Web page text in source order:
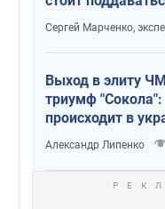
отчаянию из-за
ракетного
Сергей Марченко,
Выход в элиту
триумф "Сокола":
происходит в
хоккее
Александр Липенко